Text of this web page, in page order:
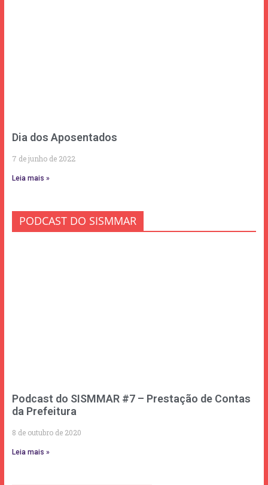
Dia dos Aposentados
7 de junho de 2022
Leia mais »
PODCAST DO SISMMAR
Podcast do SISMMAR #7 – Prestação de Contas
da Prefeitura
8 de outubro de 2020
Leia mais »